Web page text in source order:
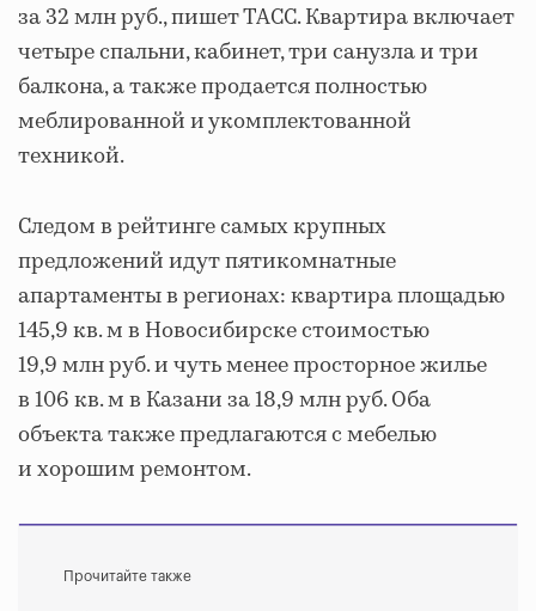
за 32 млн руб., пишет ТАСС. Квартира включает
четыре спальни, кабинет, три санузла и три
балкона, а также продается полностью
меблированной и укомплектованной
техникой.
Следом в рейтинге самых крупных
предложений идут пятикомнатные
апартаменты в регионах: квартира площадью
145,9 кв. м в Новосибирске стоимостью
19,9 млн руб. и чуть менее просторное жилье
в 106 кв. м в Казани за 18,9 млн руб. Оба
объекта также предлагаются с мебелью
и хорошим ремонтом.
Прочитайте также